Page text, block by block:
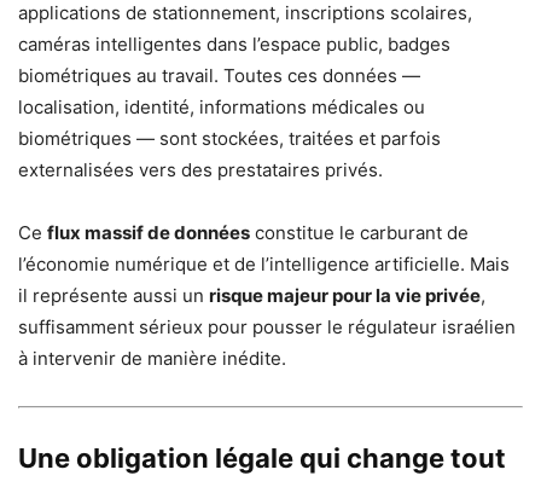
applications de stationnement, inscriptions scolaires,
caméras intelligentes dans l’espace public, badges
biométriques au travail. Toutes ces données —
localisation, identité, informations médicales ou
biométriques — sont stockées, traitées et parfois
externalisées vers des prestataires privés.
Ce flux massif de données constitue le carburant de
l’économie numérique et de l’intelligence artificielle. Mais
il représente aussi un risque majeur pour la vie privée,
suffisamment sérieux pour pousser le régulateur israélien
à intervenir de manière inédite.
Une obligation légale qui change tout